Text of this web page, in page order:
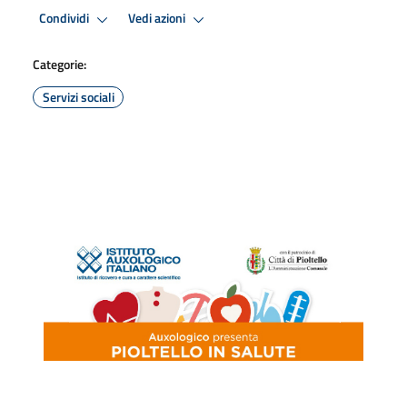
Condividi Vedi azioni
Categorie:
Servizi sociali